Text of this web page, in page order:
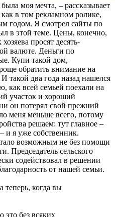
моя мечта, – рассказывает
в том рекламном ролике,
годом. Я смотрел сайты по
в этой теме. Цены, конечно,
просят десять-
валюте. Деньги по
Купи такой дом,
обратить внимание на
такой два года назад нашелся
как всей семьей поехали на
участок и хороший
он потерял свой прежний
меня меньше всего, потому
решаем: тут главное –
и я уже собственник.
возможным не без помощи
Председатель сельского
содействовал в решении
от нашей семьи.
теперь, когда вы
это без всяких